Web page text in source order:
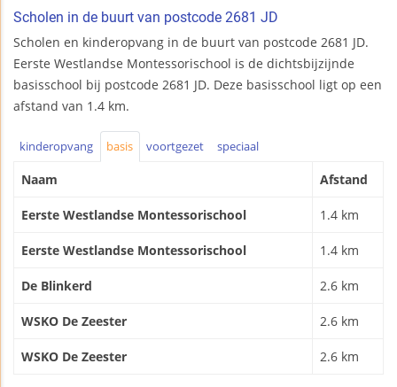
Scholen in de buurt van postcode 2681 JD
Scholen en kinderopvang in de buurt van postcode 2681 JD.
Eerste Westlandse Montessorischool is de dichtsbijzijnde
basisschool bij postcode 2681 JD. Deze basisschool ligt op een
afstand van 1.4 km.
kinderopvang basis voortgezet speciaal
Naam Afstand
Eerste Westlandse Montessorischool 1.4 km
Eerste Westlandse Montessorischool 1.4 km
De Blinkerd 2.6 km
WSKO De Zeester 2.6 km
WSKO De Zeester 2.6 km